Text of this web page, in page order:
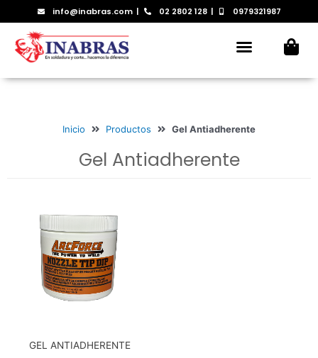
al
contenido
info@inabras.com | 02 2802 128 | 0979321987
Menu
Inicio Productos Gel Antiadherente
Gel Antiadherente
GEL ANTIADHERENTE